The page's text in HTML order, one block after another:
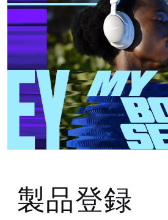
製品登録